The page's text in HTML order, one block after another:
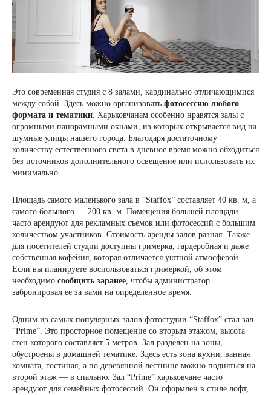
Это современная студия с 8 залами, кардинально отличающимися
между собой. Здесь можно организовать фотосессию любого
формата и тематики. Харьковчанам особенно нравятся залы с
огромными панорамными окнами, из которых открывается вид на
шумные улицы нашего города. Благодаря достаточному
количеству естественного света в дневное время можно обходиться
без источников дополнительного освещение или использовать их
минимально.
Площадь самого маленького зала в “Staffox” составляет 40 кв. м, а
самого большого — 200 кв. м. Помещения большей площади
часто арендуют для рекламных съемок или фотосессий с большим
количеством участников. Стоимость аренды залов разная. Также
для посетителей студии доступны гримерка, гардеробная и даже
собственная кофейня, которая отличается уютной атмосферой.
Если вы планируете воспользоваться гримеркой, об этом
необходимо сообщить заранее, чтобы администратор
забронировал ее за вами на определенное время.
Одним из самых популярных залов фотостудии “Staffox” стал зал
“Prime”. Это просторное помещение со вторым этажом, высота
стен которого составляет 5 метров. Зал разделен на зоны,
обустроены в домашней тематике. Здесь есть зона кухни, ванная
комната, гостиная, а по деревянной лестнице можно подняться на
второй этаж — в спальню. Зал “Prime” харьковчане часто
арендуют для семейных фотосессий. Он оформлен в стиле лофт,